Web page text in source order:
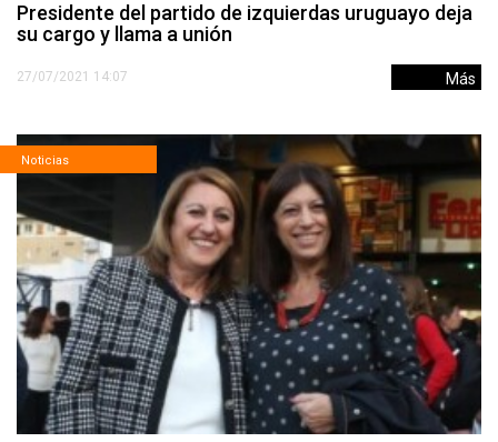
Presidente del partido de izquierdas uruguayo deja
su cargo y llama a unión
27/07/2021 14:07 Más
Noticias